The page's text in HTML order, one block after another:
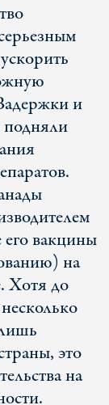
и
подняли
его вакцины
на
Хотя до
это
на